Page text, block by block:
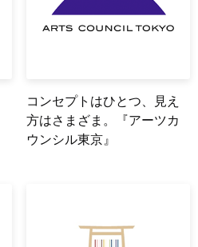
コンセプトはひとつ、見え
方はさまざま。『アーツカ
ウンシル東京』